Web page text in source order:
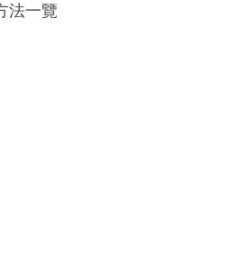
法一覽